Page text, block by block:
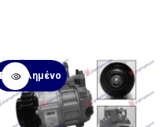
Εξαντλημένο